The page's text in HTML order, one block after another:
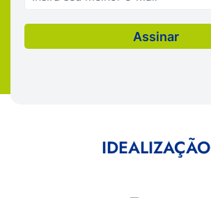
IDEALIZAÇÃO